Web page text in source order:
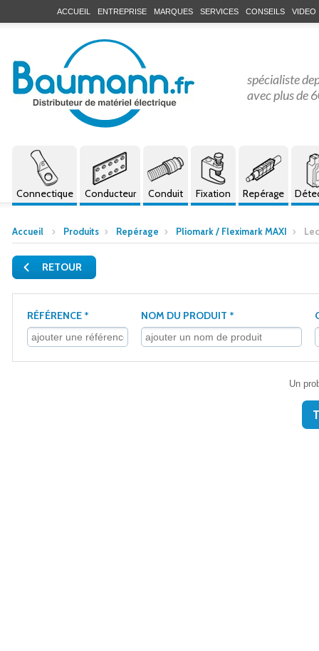
ACCUEIL ENTREPRISE MARQUES SERVICES CONSEILS VIDEO
Connectique Conducteur Conduit Fixation Repérage
spécialiste
avec plus de
Accueil Produits Repérage Pliomark / Fleximark MAXI
RETOUR
RÉFÉRENCE * NOM DU PRODUIT *
Un